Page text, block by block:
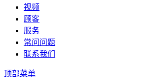
视频
顾客
服务
常问问题
联系我们
顶部菜单